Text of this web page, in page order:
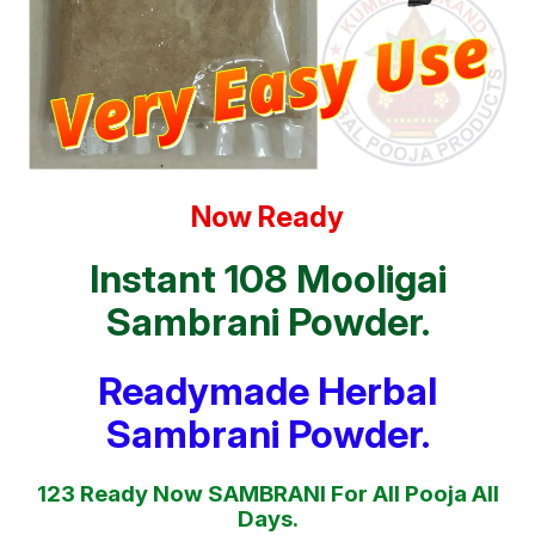
Now Ready
Instant 108 Mooligai
Sambrani Powder.
Readymade Herbal
Sambrani Powder.
123 Ready Now SAMBRANI For All Pooja All
Days.